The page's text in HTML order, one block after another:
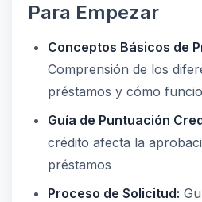
Para Empezar
Conceptos Básicos de
Comprensión de los
préstamos y cómo
Guía de Puntuación
crédito afecta la
préstamos
Proceso de Solicitud: